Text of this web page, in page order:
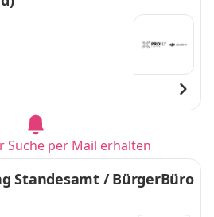
Suche per Mail erhalten
Standesamt / BürgerBüro